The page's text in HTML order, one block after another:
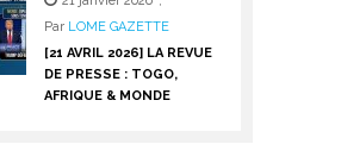
Par LOME GAZETTE
[21 AVRIL 2026] LA REVUE
DE PRESSE : TOGO,
AFRIQUE & MONDE